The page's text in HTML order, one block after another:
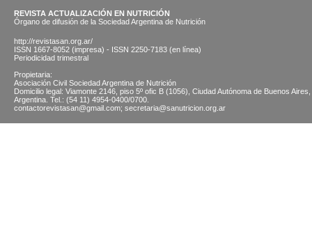
REVISTA ACTUALIZACIÓN EN NUTRICIÓN
Órgano de difusión de la Sociedad Argentina de Nutrición
http://revistasan.org.ar/
ISSN 1667-8052 (impresa) - ISSN 2250-7183 (en línea)
Periodicidad trimestral
Propietaria:
Asociación Civil Sociedad Argentina de Nutrición
Domicilio legal: Viamonte 2146, piso 5º ofic B (1056), Ciudad Autónoma de Buenos Aires,
Argentina. Tel.: (54 11) 4954-0400/0700.
contactorevistasan@gmail.com; secretaria@sanutricion.org.ar